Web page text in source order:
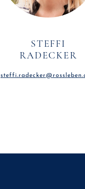
STEFFI
RADECKER